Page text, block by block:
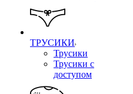
ТРУСИКИ
Трусики
Трусики с
доступом